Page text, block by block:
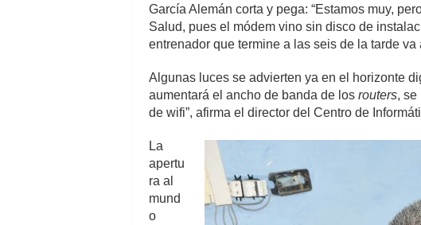
García Alemán corta y pega: “Estamos muy,
Salud, pues el módem vino sin disco de
entrenador que termine a las seis de la tarde
Algunas luces se advierten ya en el horizonte
aumentará el ancho de banda de los routers, se
de wifi”, afirma el director del Centro de
La
apertu
ra al
mund
o